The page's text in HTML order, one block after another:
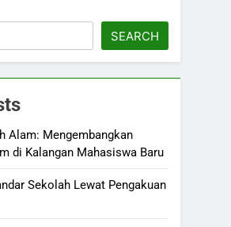
SEARCH
Alam: Mengembangkan
di Kalangan Mahasiswa Baru
Sekolah Lewat Pengakuan